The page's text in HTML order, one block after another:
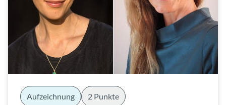
Aufzeichnung 2 Punkte